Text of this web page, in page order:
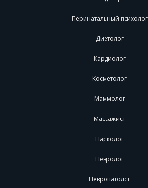
Перинатальный психолог
Диетолог
Кардиолог
Косметолог
Маммолог
Массажист
Нарколог
Невролог
Невропатолог